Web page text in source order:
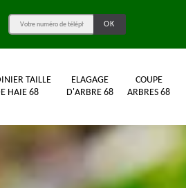
TAILLE
HAIE 68
ELAGAGE
D'ARBRE 68
COUPE
ARBRES 68